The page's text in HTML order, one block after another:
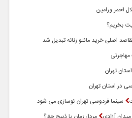
بخریم؟
اصلی خرید مانتو زنانه تبدیل شد
در استان تهران
سینما فردوسی تهران نوسازی می شود